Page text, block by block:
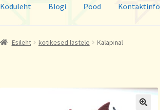
Koduleht Blogi Pood Kontaktinfo
Esileht kotikesed lastele Kalapinal